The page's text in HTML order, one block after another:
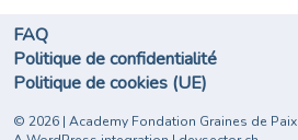
© 2026 | Academy Fondation Graines de Paix
FAQ
Politique de confidentialité
Politique de cookies (UE)